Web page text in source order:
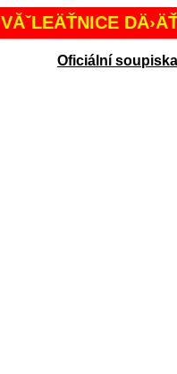
VĂˇLEÄŤNICE
Oficiální soupiska